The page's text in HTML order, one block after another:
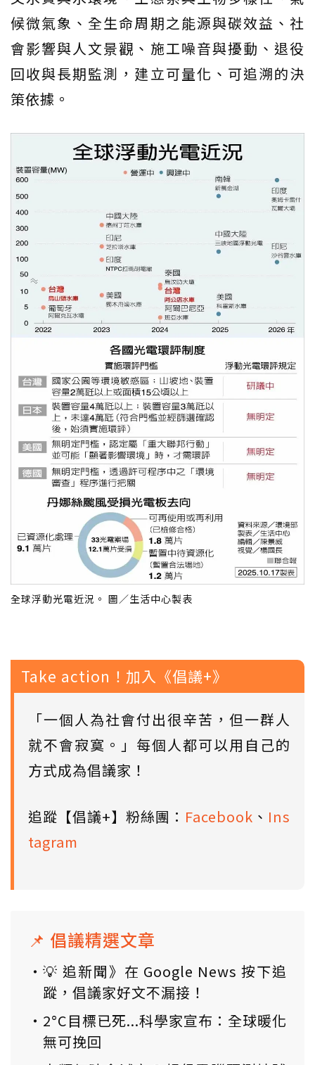
候微氣象、全生命周期之能源與碳效益、社
會影響與人文景觀、施工噪音與擾動、退役
回收與長期監測，建立可量化、可追溯的決
策依據。
全球浮動光電近況。 圖／生活中心製表
Take action！加入《倡議+》
「一個人為社會付出很辛苦，但一群人
就不會寂寞。」每個人都可以用自己的
方式成為倡議家！
追蹤【倡議+】粉絲團： Facebook 、 Ins
tagram
📌 倡議精選文章
💡 追新聞》在 Google News 按下追
蹤，倡議家好文不漏接！
2°C目標已死...科學家宣布：全球暖化
無可挽回